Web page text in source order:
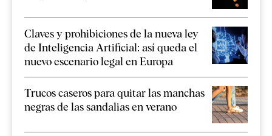
Claves y prohibiciones de la nueva ley
de Inteligencia Artificial: así queda el
nuevo escenario legal en Europa
Trucos caseros para quitar las manchas
negras de las sandalias en verano